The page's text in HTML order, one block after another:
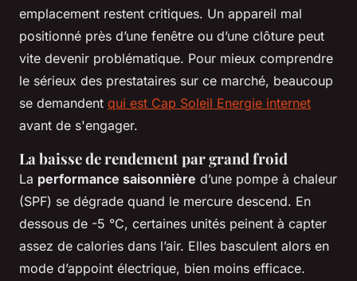
emplacement restent critiques. Un appareil mal
positionné près d’une fenêtre ou d’une clôture peut
vite devenir problématique. Pour mieux comprendre
le sérieux des prestataires sur ce marché, beaucoup
se demandent qui est Cap Soleil Energie internet
avant de s'engager.
La baisse de rendement par grand froid
La performance saisonnière d’une pompe à chaleur
(SPF) se dégrade quand le mercure descend. En
dessous de -5 °C, certaines unités peinent à capter
assez de calories dans l’air. Elles basculent alors en
mode d’appoint électrique, bien moins efficace.